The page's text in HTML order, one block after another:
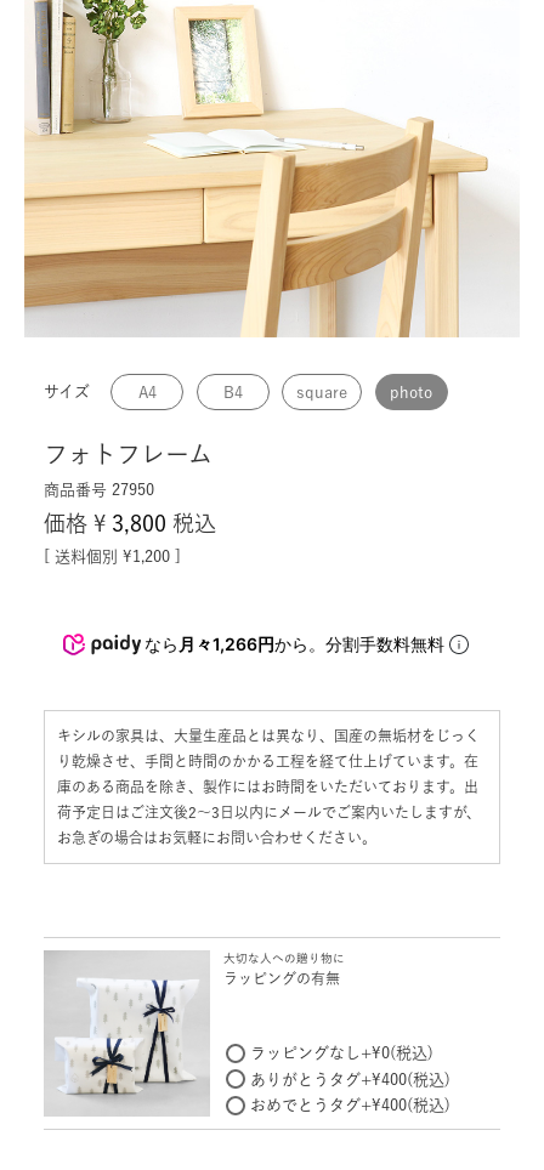
サイズ A4 B4 square photo
フォトフレーム
商品番号 27950
価格 ¥ 3,800 税込
送料個別 ¥1,200
なら 月々1,266円から。分割手数料無料
キシルの家具は、大量生産品とは異なり、国産の無垢材をじっく
り乾燥させ、手間と時間のかかる工程を経て仕上げています。在
庫のある商品を除き、製作にはお時間をいただいております。出
荷予定日はご注文後2〜3日以内にメールでご案内いたしますが、
お急ぎの場合はお気軽にお問い合わせください。
大切な人への贈り物に
ラッピングの有無
ラッピングなし +¥0 税込
ありがとうタグ+¥400 税込
おめでとうタグ+¥400 税込